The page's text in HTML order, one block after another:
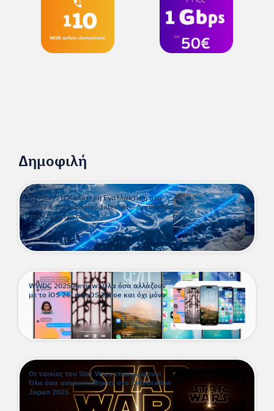
Δημοφιλή
AirFiber: Η Καλύτερη Εναλλακτική στο
Fiber & Δορυφορικό Internet – Διαθέσιμο
στην Περιοχή σας
WWDC 2025 Review: Όλα όσα αλλάζουν
με το iOS 26, macOS Tahoe και όχι μόνο
Οι ταινίες του Star Wars επιστρέφουν:
Όλα όσα ανακοινώθηκαν στο Celebration
Japan 2025